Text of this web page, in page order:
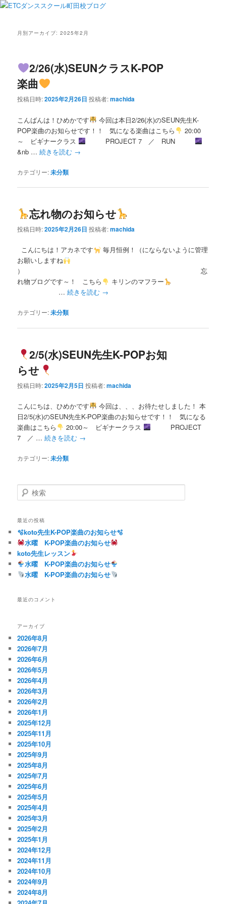
月別アーカイブ:2025年2月
2/26(水)SEUNクラスK-POP
楽曲
投稿日時:2025年2月26日 投稿者:machida
こんばんは！ひめかです
今回は本日2/26(水)のSEUN先生K-
POP楽曲のお知らせです！！ 気になる楽曲はこちら
20:00
～ ビギナークラス
PROJECT 7 ／ RUN
&nb …続きを読む →
カテゴリー:未分類
忘れ物のお知らせ
投稿日時:2025年2月26日 投稿者:machida
こんにちは！アカネです
毎月恒例！（にならないように管理
お願いしますね
） 忘
れ物ブログです～！ こちら
キリンのマフラー
…続きを読む →
カテゴリー:未分類
2/5(水)SEUN先生K-POPお知
らせ
投稿日時:2025年2月5日 投稿者:machida
こんにちは、ひめかです
今回は、、、お待たせしました！ 本
日2/5(水)のSEUN先生K-POP楽曲のお知らせです！！ 気になる
楽曲はこちら
20:00～ ビギナークラス
PROJECT
7 ／ …続きを読む →
カテゴリー:未分類
検
索
最近の投稿
🫧koto先生K-POP楽曲のお知らせ🫧
水曜 K-POP楽曲のお知らせ
koto先生レッスン
水曜 K-POP楽曲のお知らせ
水曜 K-POP楽曲のお知らせ
最近のコメント
アーカイブ
2026年8月
2026年7月
2026年6月
2026年5月
2026年4月
2026年3月
2026年2月
2026年1月
2025年12月
2025年11月
2025年10月
2025年9月
2025年8月
2025年7月
2025年6月
2025年5月
2025年4月
2025年3月
2025年2月
2025年1月
2024年12月
2024年11月
2024年10月
2024年9月
2024年8月